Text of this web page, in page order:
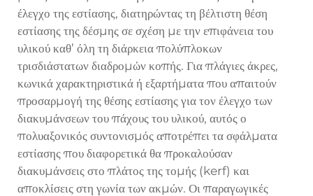
έλεγχο της εστίασης, διατηρώντας τη βέλτιστη θέση
εστίασης της δέσμης σε σχέση με την επιφάνεια του
υλικού καθ’ όλη τη διάρκεια πολύπλοκων
τρισδιάστατων διαδρομών κοπής. Για πλάγιες άκρες,
κωνικά χαρακτηριστικά ή εξαρτήματα που απαιτούν
προσαρμογή της θέσης εστίασης για τον έλεγχο των
διακυμάνσεων του πάχους του υλικού, αυτός ο
πολυαξονικός συντονισμός αποτρέπει τα σφάλματα
εστίασης που διαφορετικά θα προκαλούσαν
διακυμάνσεις στο πλάτος της τομής (kerf) και
αποκλίσεις στη γωνία των ακμών. Οι παραγωγικές